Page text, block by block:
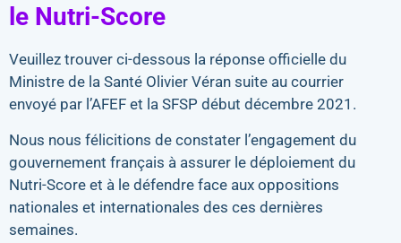
le Nutri-Score
Veuillez trouver ci-dessous la réponse officielle du
Ministre de la Santé Olivier Véran suite au courrier
envoyé par l’AFEF et la SFSP début décembre 2021.
Nous nous félicitions de constater l’engagement du
gouvernement français à assurer le déploiement du
Nutri-Score et à le défendre face aux oppositions
nationales et internationales des ces dernières
semaines.